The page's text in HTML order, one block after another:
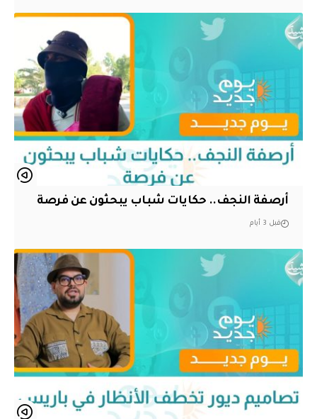
أرصفة النجف.. حكايات شباب يبحثون عن فرصة
قبل 3 أيام